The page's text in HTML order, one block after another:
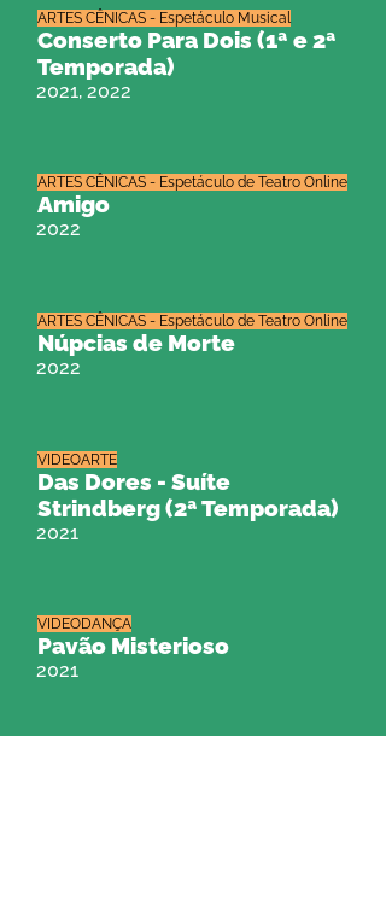
Conserto Para Dois (1ª e 2ª
Temporada)
2021, 2022
ARTES CÊNICAS - Espetáculo Musical
Amigo
2022
ARTES CÊNICAS - Espetáculo de Teatro Online
Núpcias de Morte
2022
ARTES CÊNICAS - Espetáculo de Teatro Online
Das Dores - Suíte
Strindberg (2ª Temporada)
2021
VIDEOARTE
Pavão Misterioso
2021
VIDEODANÇA